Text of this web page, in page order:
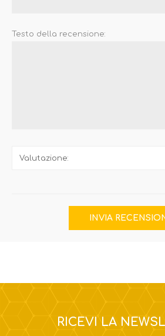
Testo della recensione:
Valutazione:
RICEVI LA